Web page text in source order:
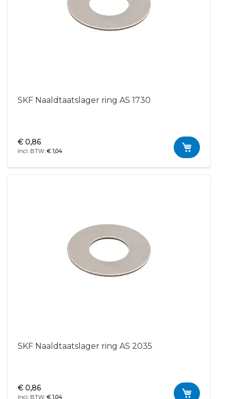
SKF Naaldtaatslager ring AS 1730
€ 1,04
€ 0,86
SKF Naaldtaatslager ring AS 2035
€ 1,04
€ 0,86